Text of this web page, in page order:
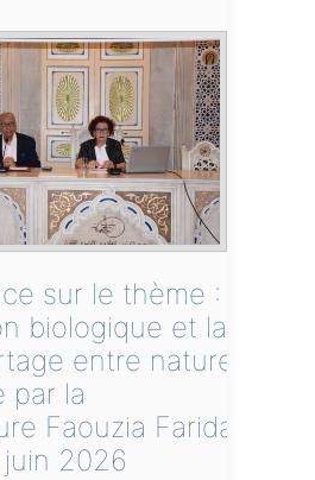
sur le thème :
biologique et la
entre nature
par la
Faouzia Farida
2026